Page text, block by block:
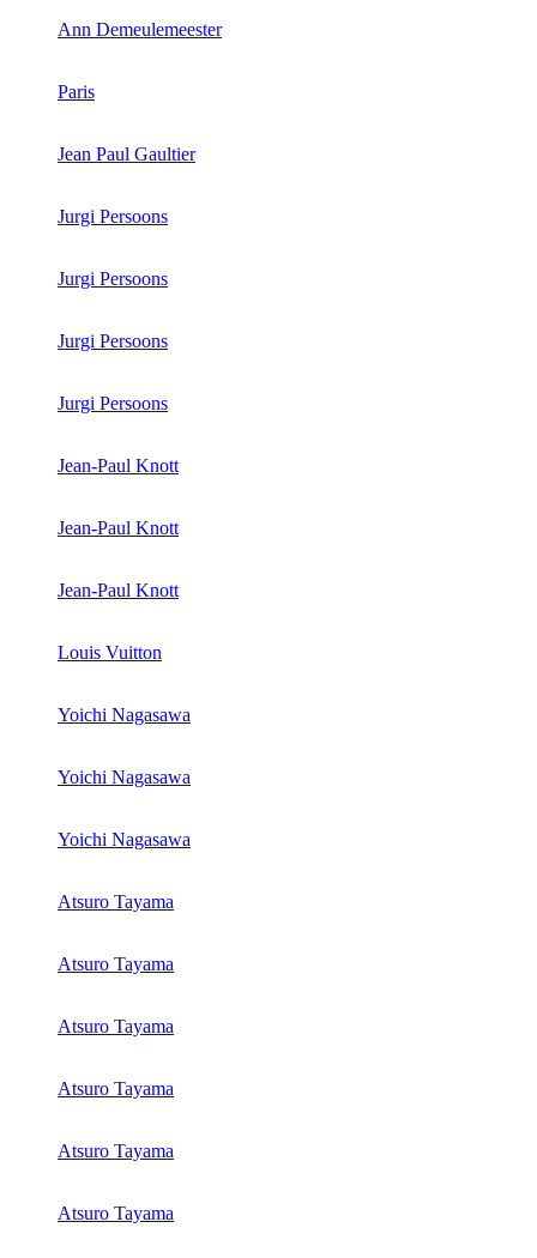
Ann Demeulemeester
Paris
Jean Paul Gaultier
Jurgi Persoons
Jurgi Persoons
Jurgi Persoons
Jurgi Persoons
Jean-Paul Knott
Jean-Paul Knott
Jean-Paul Knott
Louis Vuitton
Yoichi Nagasawa
Yoichi Nagasawa
Yoichi Nagasawa
Atsuro Tayama
Atsuro Tayama
Atsuro Tayama
Atsuro Tayama
Atsuro Tayama
Atsuro Tayama